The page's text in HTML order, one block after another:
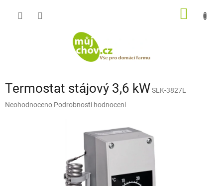
Termostat stájový 3,6 kWSLK-3827L
Průměrné
Neohodnoceno Podrobnosti hodnocení